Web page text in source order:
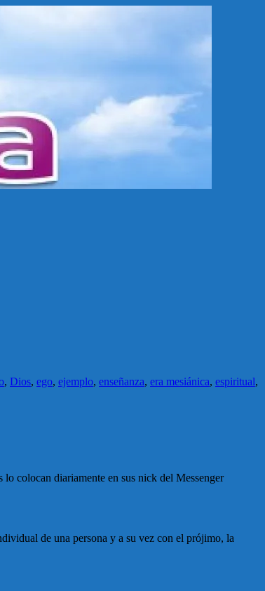
, Dios, ego, ejemplo, enseñanza, era mesiánica, espiritual,
lo colocan diariamente en sus nick del Messenger
de una persona y a su vez con el prójimo, la